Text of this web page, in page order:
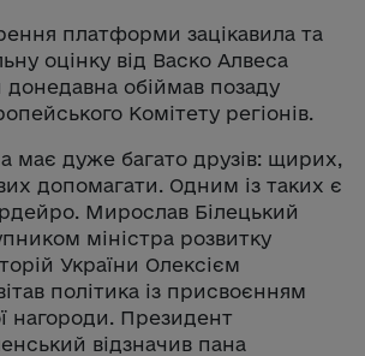
платформи зацікавила та
оцінку від Васко Алвеса
обіймав позаду
Комітету регіонів.
має дуже багато друзів: щирих,
допомагати. Одним із таких є
Мирослав Білецький
міністра розвитку
України Олексієм
політика із присвоєнням
нагороди. Президент
відзначив пана